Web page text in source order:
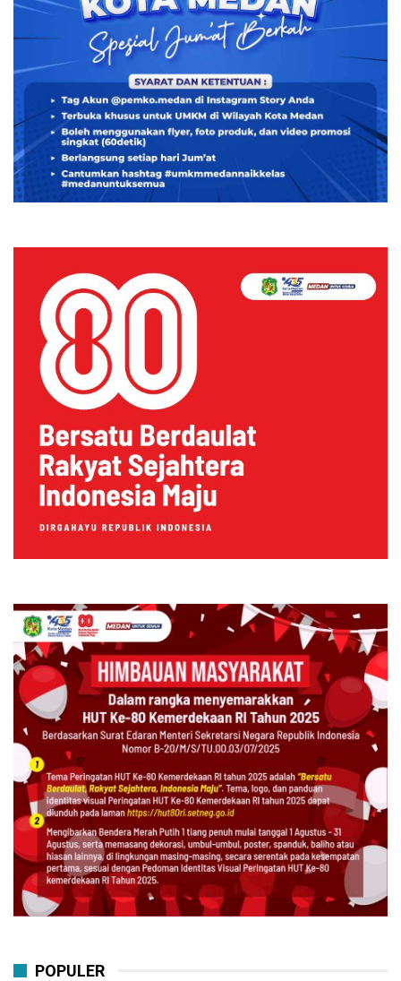
POPULER